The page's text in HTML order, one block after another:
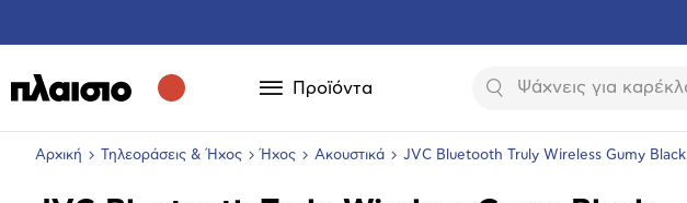
Προϊόντα Αναζήτηση
Αρχική Τηλεοράσεις & Ήχος Ήχος Ακουστικά JVC Bluetooth Truly Wireless Gumy Black